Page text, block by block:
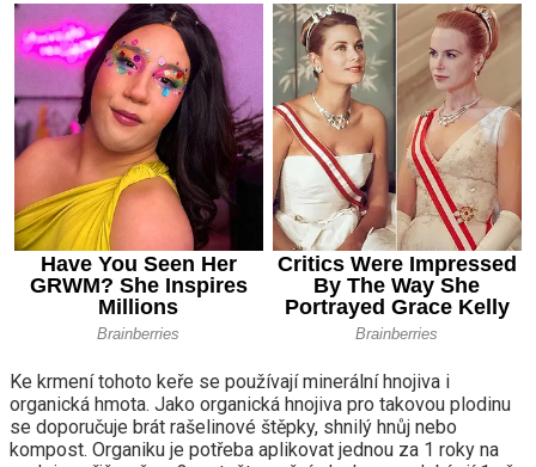
Ke krmení tohoto keře se používají minerální hnojiva i
organická hmota. Jako organická hnojiva pro takovou plodinu
se doporučuje brát rašelinové štěpky, shnilý hnůj nebo
kompost. Organiku je potřeba aplikovat jednou za 1 roky na